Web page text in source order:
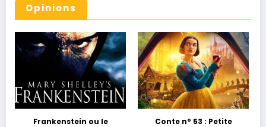
Opinions
Frankenstein ou le
Conte nº 53 : Petite